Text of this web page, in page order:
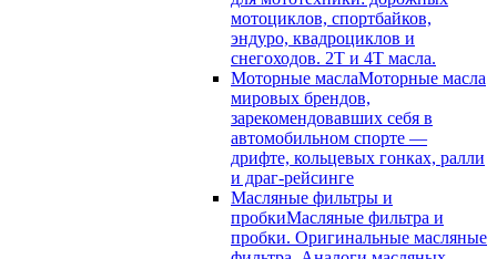
мотоциклов, спортбайков,
эндуро, квадроциклов и
снегоходов. 2T и 4T масла.
Моторные маслаМоторные масла
мировых брендов,
зарекомендовавших себя в
автомобильном спорте —
дрифте, кольцевых гонках, ралли
и драг-рейсинге
Масляные фильтры и
пробкиМасляные фильтра и
пробки. Оригинальные масляные